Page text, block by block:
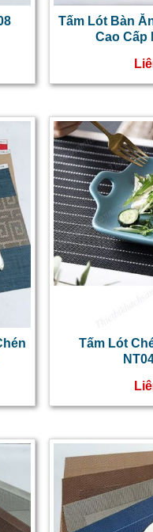
Tấm Lót Bàn
Cao Cấp
Tấm Lót